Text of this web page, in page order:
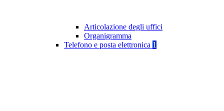
Articolazione degli uffici
Organigramma
Telefono e posta elettronica 1